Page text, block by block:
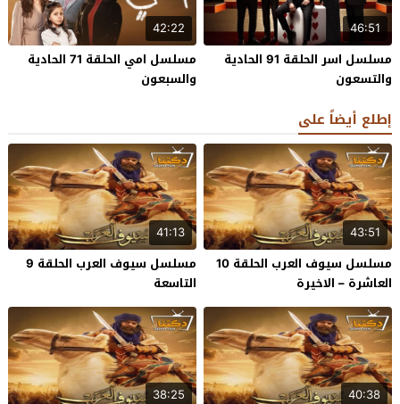
46:51
مسلسل اسر الحلقة 91 الحادية
والتسعون
42:22
مسلسل امي الحلقة 71 الحادية
والسبعون
إطلع أيضاً على
43:51
مسلسل سيوف العرب الحلقة 10
العاشرة – الاخيرة
41:13
مسلسل سيوف العرب الحلقة 9
التاسعة
40:38
38:25